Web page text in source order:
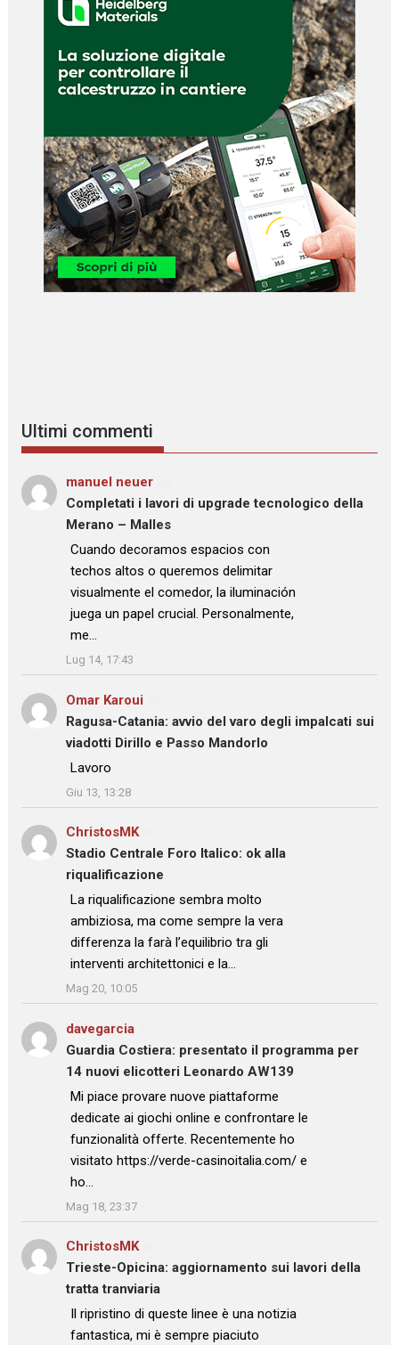
Ultimi commenti
manuel neuer
Completati i lavori di upgrade tecnologico della
Merano – Malles
: “
Cuando decoramos espacios con
techos altos o queremos delimitar
visualmente el comedor, la iluminación
juega un papel crucial. Personalmente,
me…
”
Lug 14, 17:43
Omar Karoui
Ragusa-Catania: avvio del varo degli impalcati sui
viadotti Dirillo e Passo Mandorlo
: “Lavoro
”
Giu 13, 13:28
ChristosMKsu
Stadio Centrale Foro Italico: ok alla
riqualificazione
: “La riqualificazione sembra molto
ambiziosa, ma come sempre la vera
differenza la farà l’equilibrio tra gli
interventi architettonici e la…
”
Mag 20, 10:05
davegarcia
Guardia Costiera: presentato il programma per
14 nuovi elicotteri Leonardo AW139
: “
Mi piace provare nuove piattaforme
dedicate ai giochi online e confrontare le
funzionalità offerte. Recentemente ho
visitato https://verde-casinoitalia.com/ e
ho…
”
Mag 18, 23:37
ChristosMKsu
Trieste-Opicina: aggiornamento sui lavori della
tratta tranviaria
: “
Il ripristino di queste linee è una notizia
fantastica, mi è sempre piaciuto